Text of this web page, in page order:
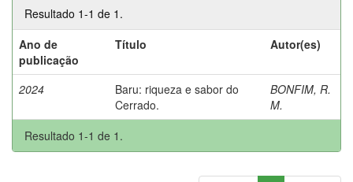
Resultado 1-1 de 1.
Ano de
publicação
Título Autor(es)
2024
Baru: riqueza e sabor do
Cerrado.
BONFIM, R.
M.
Resultado 1-1 de 1.